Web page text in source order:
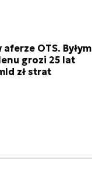
OTS. Byłym
grozi 25 lat
zł strat